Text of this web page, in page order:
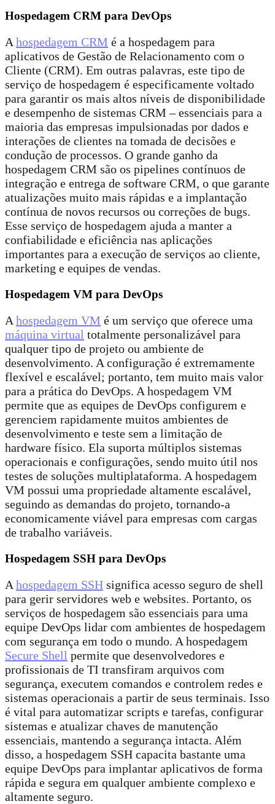
Hospedagem CRM para DevOps
A hospedagem CRM é a hospedagem para
aplicativos de Gestão de Relacionamento com o
Cliente (CRM). Em outras palavras, este tipo de
serviço de hospedagem é especificamente voltado
para garantir os mais altos níveis de disponibilidade
e desempenho de sistemas CRM – essenciais para a
maioria das empresas impulsionadas por dados e
interações de clientes na tomada de decisões e
condução de processos. O grande ganho da
hospedagem CRM são os pipelines contínuos de
integração e entrega de software CRM, o que garante
atualizações muito mais rápidas e a implantação
contínua de novos recursos ou correções de bugs.
Esse serviço de hospedagem ajuda a manter a
confiabilidade e eficiência nas aplicações
importantes para a execução de serviços ao cliente,
marketing e equipes de vendas.
Hospedagem VM para DevOps
A hospedagem VM é um serviço que oferece uma
máquina virtual totalmente personalizável para
qualquer tipo de projeto ou ambiente de
desenvolvimento. A configuração é extremamente
flexível e escalável; portanto, tem muito mais valor
para a prática do DevOps. A hospedagem VM
permite que as equipes de DevOps configurem e
gerenciem rapidamente muitos ambientes de
desenvolvimento e teste sem a limitação de
hardware físico. Ela suporta múltiplos sistemas
operacionais e configurações, sendo muito útil nos
testes de soluções multiplataforma. A hospedagem
VM possui uma propriedade altamente escalável,
seguindo as demandas do projeto, tornando-a
economicamente viável para empresas com cargas
de trabalho variáveis.
Hospedagem SSH para DevOps
A hospedagem SSH significa acesso seguro de shell
para gerir servidores web e websites. Portanto, os
serviços de hospedagem são essenciais para uma
equipe DevOps lidar com ambientes de hospedagem
com segurança em todo o mundo. A hospedagem
Secure Shell permite que desenvolvedores e
profissionais de TI transfiram arquivos com
segurança, executem comandos e controlem redes e
sistemas operacionais a partir de seus terminais. Isso
é vital para automatizar scripts e tarefas, configurar
sistemas e atualizar chaves de manutenção
essenciais, mantendo a segurança intacta. Além
disso, a hospedagem SSH capacita bastante uma
equipe DevOps para implantar aplicativos de forma
rápida e segura em qualquer ambiente complexo e
altamente seguro.